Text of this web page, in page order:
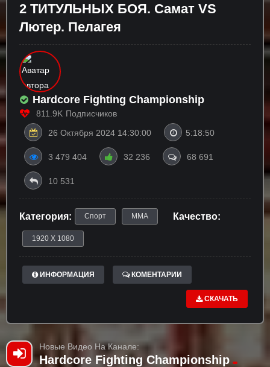
2 ТИТУЛЬНЫХ БОЯ. Самат VS
Лютер. Пелагея
Hardcore Fighting Championship
811.9K Подписчиков
26 Октября 2024 14:30:00
5:18:50
3 479 404 32 236 68 691
10 531
Категория: Спорт ММА Качество:
1920 X 1080
ИНФОРМАЦИЯ КОМЕНТАРИИ
СКАЧАТЬ
Новые Видео На Канале:
Hardcore Fighting Championship